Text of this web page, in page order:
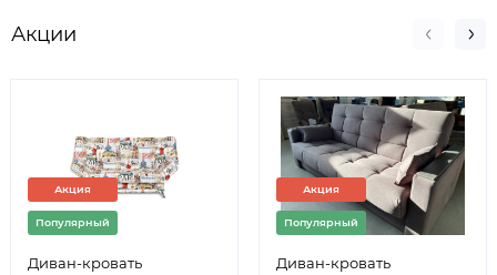
Акции
Акция
Популярный
Диван-кровать
Акция
Популярный
Диван-кровать